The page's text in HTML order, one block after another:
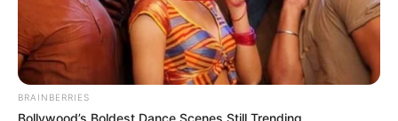
BRAINBERRIES
Bollywood’s Boldest Dance Scenes Still Trending